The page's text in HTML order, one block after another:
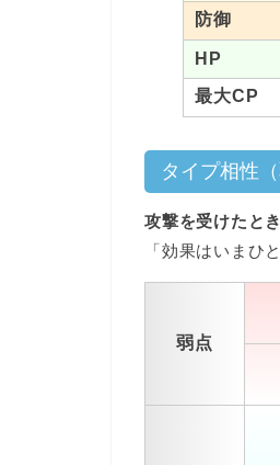
防御
HP
最大CP
タイプ相性
攻撃を受けたとき
「効果はいまひ
弱点